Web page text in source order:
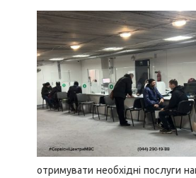
отримувати необхідні послуги